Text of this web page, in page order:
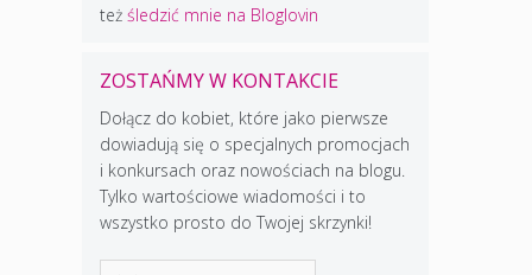
też śledzić mnie na Bloglovin
ZOSTAŃMY W KONTAKCIE
Dołącz do kobiet, które jako pierwsze
dowiadują się o specjalnych promocjach
i konkursach oraz nowościach na blogu.
Tylko wartościowe wiadomości i to
wszystko prosto do Twojej skrzynki!